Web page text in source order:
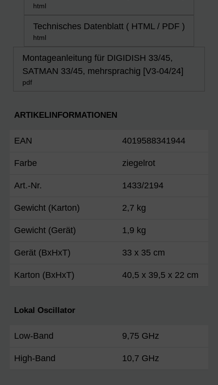
html
Technisches Datenblatt ( HTML / PDF )
html
Montageanleitung für DIGIDISH 33/45,
SATMAN 33/45, mehrsprachig [V3-04/24]
pdf
ARTIKELINFORMATIONEN
EAN 4019588341944
Farbe ziegelrot
Art.-Nr. 1433/2194
Gewicht (Karton) 2,7 kg
Gewicht (Gerät) 1,9 kg
Gerät (BxHxT) 33 x 35 cm
Karton (BxHxT) 40,5 x 39,5 x 22 cm
Lokal Oscillator
Low-Band 9,75 GHz
High-Band 10,7 GHz